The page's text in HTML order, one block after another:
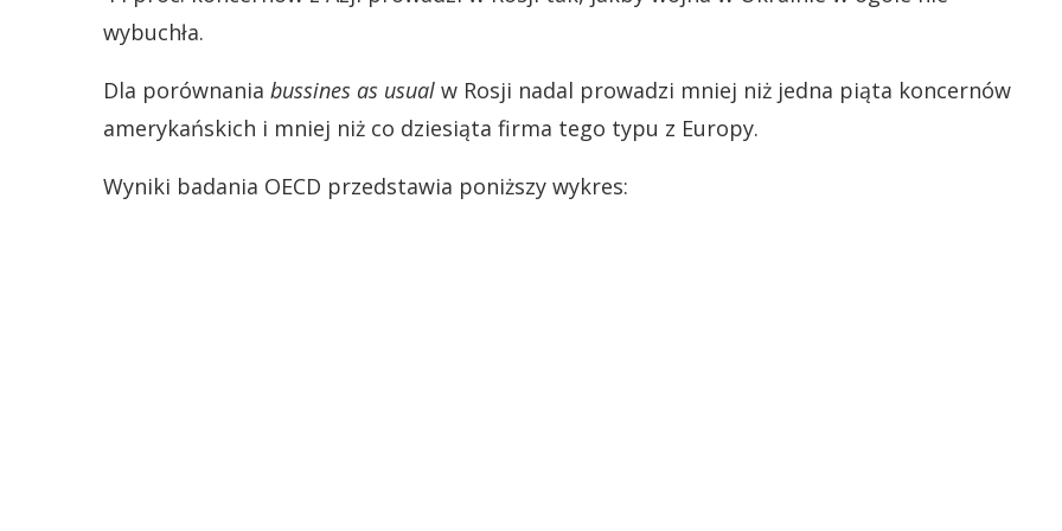
wybuchła.
Dla porównania bussines as usual w Rosji nadal prowadzi mniej niż jedna piąta koncernów
amerykańskich i mniej niż co dziesiąta firma tego typu z Europy.
Wyniki badania OECD przedstawia poniższy wykres: